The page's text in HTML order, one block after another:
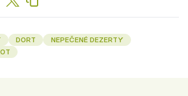
DORT
NEPEČENÉ DEZERTY